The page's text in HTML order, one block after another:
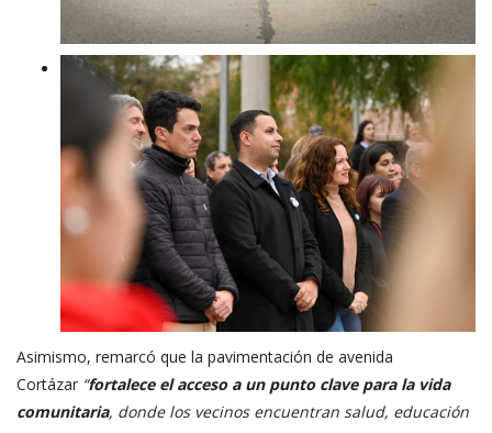
Asimismo, remarcó que la pavimentación de avenida
Cortázar “fortalece el acceso a un punto clave para la vida
comunitaria, donde los vecinos encuentran salud, educación